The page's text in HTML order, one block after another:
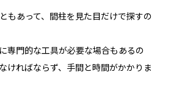
もあって、間柱を見た目だけで探すの
専門的な工具が必要な場合もあるの
ければならず、手間と時間がかかりま